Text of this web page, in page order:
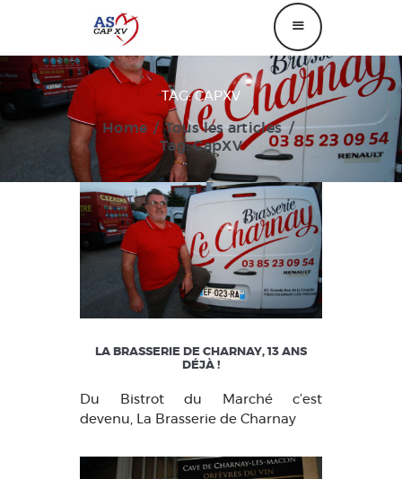
TAG: CAPXV
Home
Tous les articles
Tag: CapXV
ANNUAIRE
CAPXV
ASM
OFFRES PARTENAIRES
FESTIVAL AUTO
LA BRASSERIE DE CHARNAY, 13 ANS
DÉJÀ !
Du Bistrot du Marché c’est
devenu, La Brasserie de Charnay